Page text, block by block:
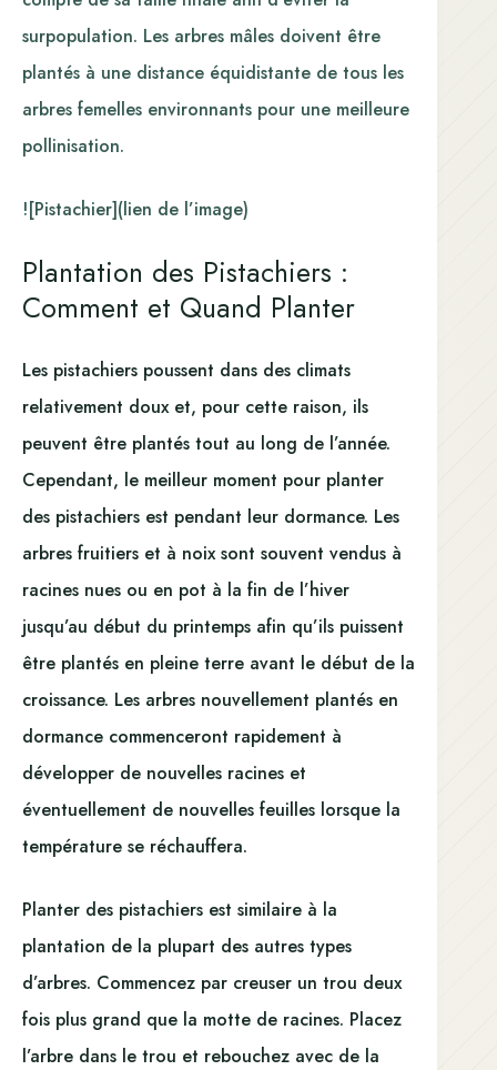
surpopulation. Les arbres mâles doivent être
plantés à une distance équidistante de tous les
arbres femelles environnants pour une meilleure
pollinisation.
![Pistachier](lien de l’image)
Plantation des Pistachiers :
Comment et Quand Planter
Les pistachiers poussent dans des climats
relativement doux et, pour cette raison, ils
peuvent être plantés tout au long de l’année.
Cependant, le meilleur moment pour planter
des pistachiers est pendant leur dormance. Les
arbres fruitiers et à noix sont souvent vendus à
racines nues ou en pot à la fin de l’hiver
jusqu’au début du printemps afin qu’ils puissent
être plantés en pleine terre avant le début de la
croissance. Les arbres nouvellement plantés en
dormance commenceront rapidement à
développer de nouvelles racines et
éventuellement de nouvelles feuilles lorsque la
température se réchauffera.
Planter des pistachiers est similaire à la
plantation de la plupart des autres types
d’arbres. Commencez par creuser un trou deux
fois plus grand que la motte de racines. Placez
l’arbre dans le trou et rebouchez avec de la